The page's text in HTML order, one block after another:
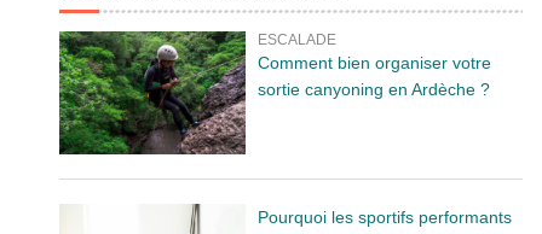
ESCALADE
Comment bien organiser votre
sortie canyoning en Ardèche ?
Pourquoi les sportifs performants